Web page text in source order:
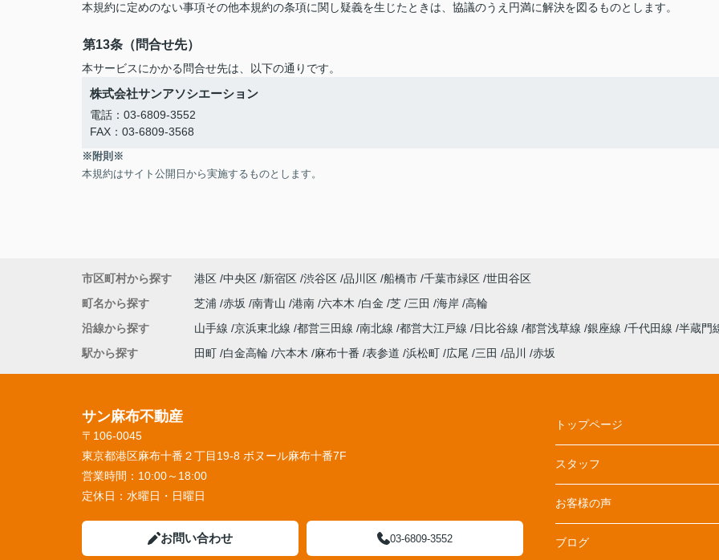
本規約に定めのない事項その他本規約の条項に関し疑義を生じたときは、協議のうえ円満に解決を図るものとします。
第13条（問合せ先）
本サービスにかかる問合せ先は、以下の通りです。
株式会社サンアソシエーション
電話：03-6809-3552
FAX：03-6809-3568
※附則※
本規約はサイト公開日から実施するものとします。
市区町村から探す 港区 中央区 新宿区 渋谷区 品川区 船橋市 千葉市緑区 世田谷区
町名から探す
芝浦 赤坂 南青山 港南 六本木 白金 芝 三田 海岸 高輪
沿線から探す
山手線 京浜東北線 都営三田線 南北線 都営大江戸線 日比谷線 都営浅草線 銀座線 千代田線 半蔵門
駅から探す
田町 白金高輪 六本木 麻布十番 表参道 浜松町 広尾 三田 品川 赤坂
サン麻布不動産
〒106-0045
東京都港区麻布十番２丁目19-8 ボヌール麻布十番7F
営業時間： 10:00～18:00
定休日： 水曜日・日曜日
お問い合わせ 03-6809-3552
トップページ
スタッフ
お客様の声
ブログ